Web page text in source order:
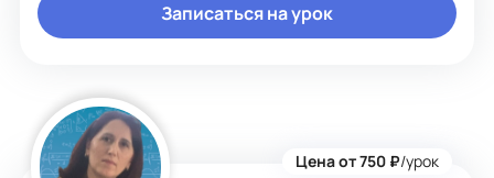
Владение русским языком — это фундаментальный
капитал, который будет приносить дивиденды в любой
Записаться на урок
Цена от 750 ₽/урок